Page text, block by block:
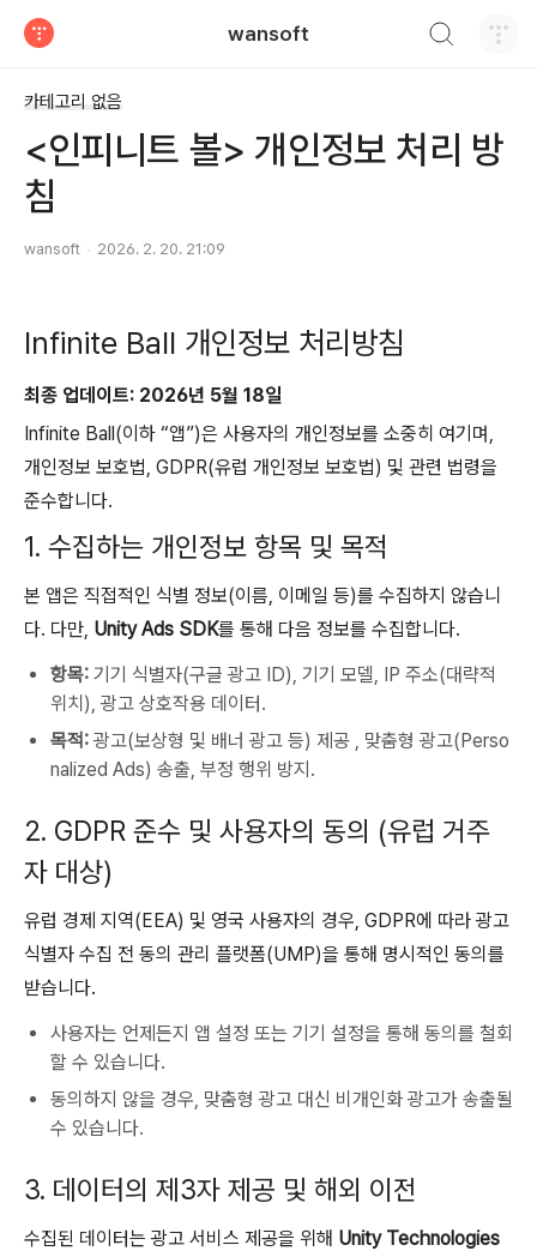
wansoft
카테고리 없음
<인피니트 볼> 개인정보 처리 방
침
wansoft 2026. 2. 20. 21:09
Infinite Ball 개인정보 처리방침
최종 업데이트: 2026년 5월 18일
Infinite Ball(이하 “앱”)은 사용자의 개인정보를 소중히 여기며,
개인정보 보호법, GDPR(유럽 개인정보 보호법) 및 관련 법령을
준수합니다.
1. 수집하는 개인정보 항목 및 목적
본 앱은 직접적인 식별 정보(이름, 이메일 등)를 수집하지 않습니
다. 다만, Unity Ads SDK를 통해 다음 정보를 수집합니다.
항목: 기기 식별자(구글 광고 ID), 기기 모델, IP 주소(대략적
위치), 광고 상호작용 데이터.
목적:광고(보상형 및 배너 광고 등) 제공 , 맞춤형 광고(Perso
nalized Ads) 송출, 부정 행위 방지.
2. GDPR 준수 및 사용자의 동의 (유럽 거주
자 대상)
유럽 경제 지역(EEA) 및 영국 사용자의 경우, GDPR에 따라 광고
식별자 수집 전 동의 관리 플랫폼(UMP)을 통해 명시적인 동의를
받습니다.
사용자는 언제든지 앱 설정 또는 기기 설정을 통해 동의를 철회
할 수 있습니다.
동의하지 않을 경우, 맞춤형 광고 대신 비개인화 광고가 송출될
수 있습니다.
3. 데이터의 제3자 제공 및 해외 이전
수집된 데이터는 광고 서비스 제공을 위해 Unity Technologies